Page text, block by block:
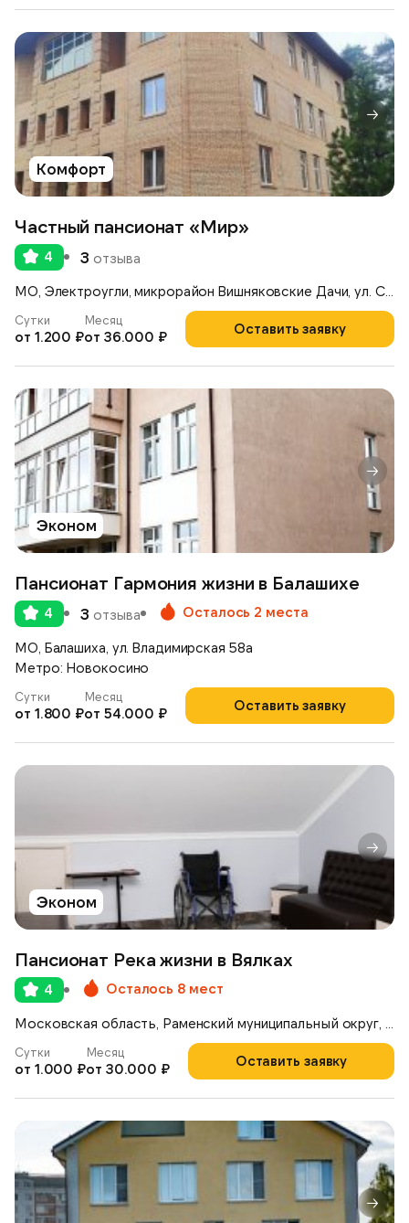
Комфорт
Частный пансионат «Мир»
4 3 отзыва
МО, Электроугли, микрорайон Вишняковские Дачи, ул. Советская, 10
Оставить заявку
Сутки
от 1.200 ₽
Месяц
от 36.000 ₽
Эконом
Пансионат Гармония жизни в Балашихе
4 3 отзыва Осталось 2 места
МО, Балашиха, ул. Владимирская 58а
Метро: Новокосино
Оставить заявку
Сутки
от 1.800 ₽
Месяц
от 54.000 ₽
Эконом
Пансионат Река жизни в Вялках
4 Осталось 8 мест
Оставить заявку
Сутки
от 1.000 ₽
Месяц
от 30.000 ₽